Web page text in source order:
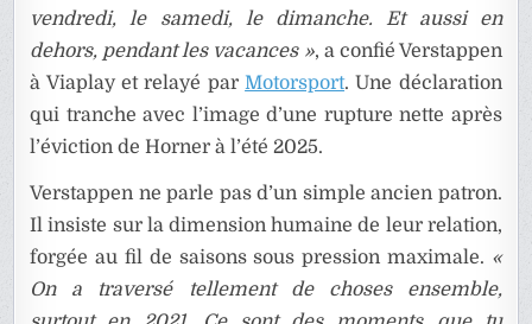
vendredi, le samedi, le dimanche. Et aussi en
dehors, pendant les vacances », a confié Verstappen
à Viaplay et relayé parMotorsport. Une déclaration
qui tranche avec l’image d’une rupture nette après
l’éviction de Horner à l’été 2025.
Verstappen ne parle pas d’un simple ancien patron.
Il insiste sur la dimension humaine de leur relation,
forgée au fil de saisons sous pression maximale. «
On a traversé tellement de choses ensemble,